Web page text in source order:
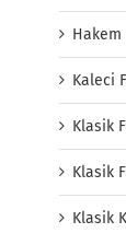
Hakem
Kaleci
Klasik
Klasik
Klasik